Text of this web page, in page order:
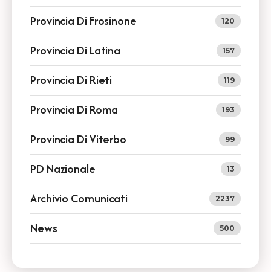
Provincia Di Frosinone 120
Provincia Di Latina 157
Provincia Di Rieti 119
Provincia Di Roma 193
Provincia Di Viterbo 99
PD Nazionale 13
Archivio Comunicati 2237
News 500